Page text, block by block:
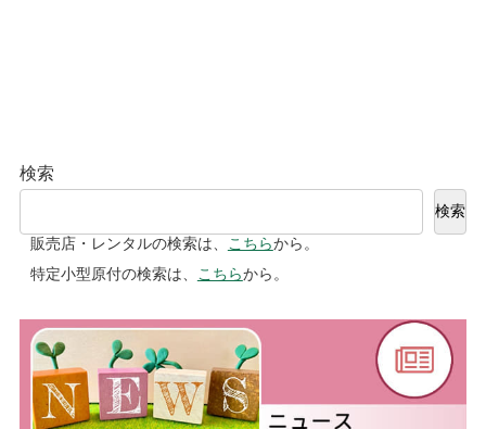
検索
検索
販売店・レンタルの検索は、
こちらから。
特定小型原付の検索は、
こちらから。